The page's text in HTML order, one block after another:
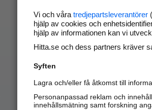
nya
Läs
Vi och våra tredjepartsleverantörer
hjälp av cookies och
hjälp av informationen kan vi
Hitta.se och dess partners kräver
Syften
Lagra och/eller få åtkomst till
Personanpassad reklam och
innehållsmätning samt forskning